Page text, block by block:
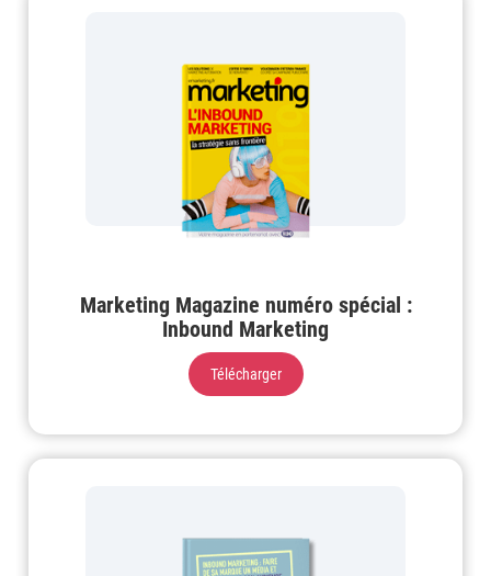
Marketing Magazine numéro spécial :
Inbound Marketing
Télécharger